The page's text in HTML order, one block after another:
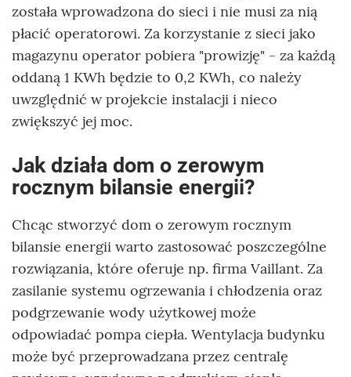
została wprowadzona do sieci i nie musi za nią
płacić operatorowi. Za korzystanie z sieci jako
magazynu operator pobiera "prowizję" - za każdą
oddaną 1 KWh będzie to 0,2 KWh, co należy
uwzględnić w projekcie instalacji i nieco
zwiększyć jej moc.
Jak działa dom o zerowym
rocznym bilansie energii?
Chcąc stworzyć dom o zerowym rocznym
bilansie energii warto zastosować poszczególne
rozwiązania, które oferuje np. firma Vaillant. Za
zasilanie systemu ogrzewania i chłodzenia oraz
podgrzewanie wody użytkowej może
odpowiadać pompa ciepła. Wentylacja budynku
może być przeprowadzana przez centralę